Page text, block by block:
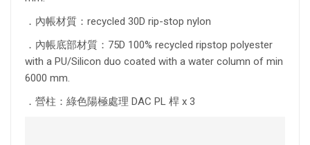
．內帳材質：recycled 30D rip-stop nylon
．內帳底部材質：75D 100% recycled ripstop polyester
with a PU/Silicon duo coated with a water column of min
6000 mm.
．營柱：綠色陽極處理 DAC PL 桿 x 3